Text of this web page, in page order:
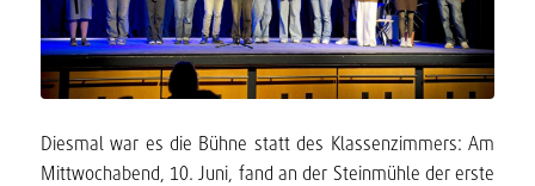
Diesmal war es die Bühne statt des Klassenzimmers: Am
Mittwochabend, 10. Juni, fand an der Steinmühle der erste